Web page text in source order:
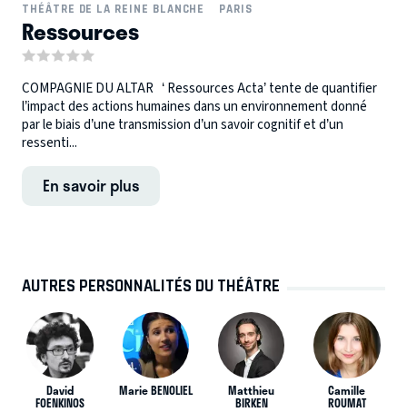
THÉÂTRE DE LA REINE BLANCHE
PARIS
Ressources
COMPAGNIE DU ALTAR ‘ Ressources Acta’ tente de quantifier
l’impact des actions humaines dans un environnement donné
par le biais d’une transmission d’un savoir cognitif et d’un
ressenti...
En savoir plus
AUTRES PERSONNALITÉS DU THÉÂTRE
David
FOENKINOS
Marie BENOLIEL Matthieu
BIRKEN
Camille
ROUMAT